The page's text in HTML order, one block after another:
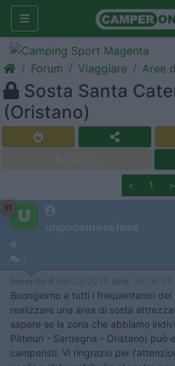
Forum Viaggiare Aree
Sosta Santa
(Oristano)
< 1 >
11
unpocomesefoss
e
1
Inserito il 04/02/2015 alle: 10:16:24
Buongiorno a tutti i frequentatori
realizzare una area di sosta
sapere se la zona che abbiamo
Pittinuri - Sardegna - Oristano) può
camperisti. Vi ringrazio per